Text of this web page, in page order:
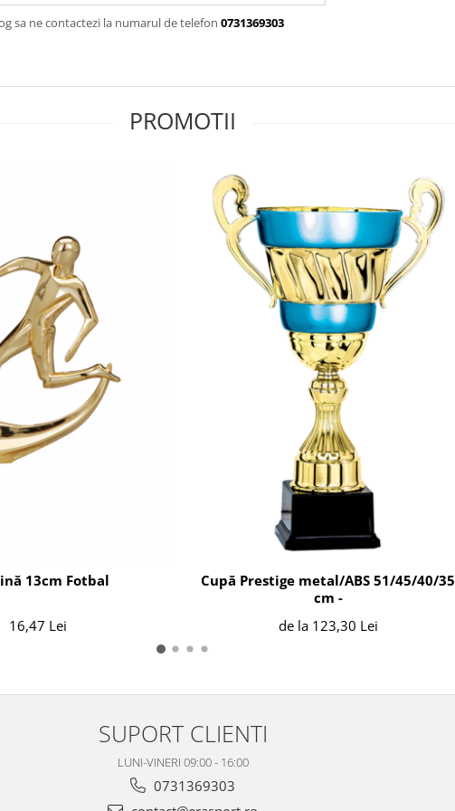
sa ne contactezi la numarul de telefon 0731369303
PROMOTII
13cm Fotbal
16,47 Lei
Cupă Prestige metal/ABS 51/45/40/35
cm -
de la 123,30 Lei
SUPORT CLIENTI
LUNI-VINERI 09:00 - 16:00
0731369303